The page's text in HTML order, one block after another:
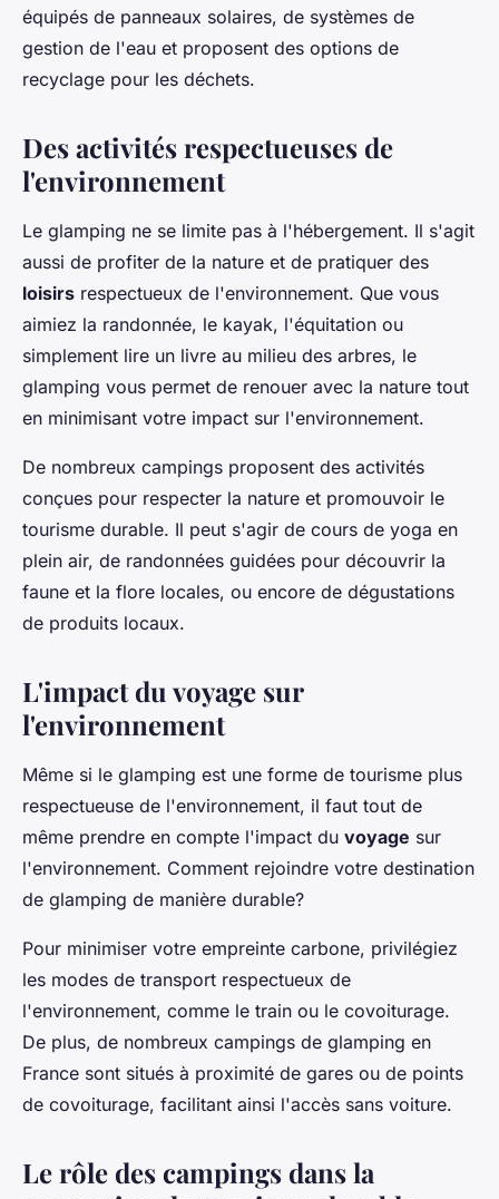
équipés de panneaux solaires, de systèmes de
gestion de l'eau et proposent des options de
recyclage pour les déchets.
Des activités respectueuses de
l'environnement
Le glamping ne se limite pas à l'hébergement. Il s'agit
aussi de profiter de la nature et de pratiquer des
loisirs respectueux de l'environnement. Que vous
aimiez la randonnée, le kayak, l'équitation ou
simplement lire un livre au milieu des arbres, le
glamping vous permet de renouer avec la nature tout
en minimisant votre impact sur l'environnement.
De nombreux campings proposent des activités
conçues pour respecter la nature et promouvoir le
tourisme durable. Il peut s'agir de cours de yoga en
plein air, de randonnées guidées pour découvrir la
faune et la flore locales, ou encore de dégustations
de produits locaux.
L'impact du voyage sur
l'environnement
Même si le glamping est une forme de tourisme plus
respectueuse de l'environnement, il faut tout de
même prendre en compte l'impact du voyage sur
l'environnement. Comment rejoindre votre destination
de glamping de manière durable?
Pour minimiser votre empreinte carbone, privilégiez
les modes de transport respectueux de
l'environnement, comme le train ou le covoiturage.
De plus, de nombreux campings de glamping en
France sont situés à proximité de gares ou de points
de covoiturage, facilitant ainsi l'accès sans voiture.
Le rôle des campings dans la